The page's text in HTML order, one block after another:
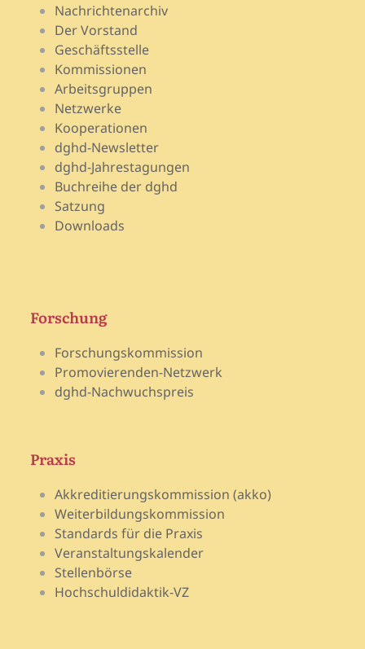
Nachrichtenarchiv
Der Vorstand
Geschäftsstelle
Kommissionen
Arbeitsgruppen
Netzwerke
Kooperationen
dghd-Newsletter
dghd-Jahrestagungen
Buchreihe der dghd
Satzung
Downloads
Forschung
Forschungskommission
Promovierenden-Netzwerk
dghd-Nachwuchspreis
Praxis
Akkreditierungskommission (akko)
Weiterbildungskommission
Standards für die Praxis
Veranstaltungskalender
Stellenbörse
Hochschuldidaktik-VZ